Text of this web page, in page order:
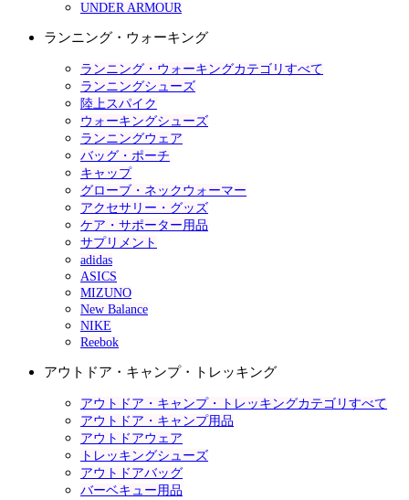
UNDER ARMOUR
ランニング・ウォーキング
ランニング・ウォーキングカテゴリすべて
ランニングシューズ
陸上スパイク
ウォーキングシューズ
ランニングウェア
バッグ・ポーチ
キャップ
グローブ・ネックウォーマー
アクセサリー・グッズ
ケア・サポーター用品
サプリメント
adidas
ASICS
MIZUNO
New Balance
NIKE
Reebok
アウトドア・キャンプ・トレッキング
アウトドア・キャンプ・トレッキングカテゴリすべて
アウトドア・キャンプ用品
アウトドアウェア
トレッキングシューズ
アウトドアバッグ
バーベキュー用品